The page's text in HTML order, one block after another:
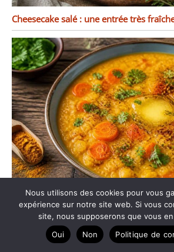
Cheesecake salé : une entrée très
Dhal de lentilles corail aux légumes :
Nous utilisons des cookies pour vous
expérience sur notre site web. Si vous
site, nous supposerons que vous
Oui
Non Politique de